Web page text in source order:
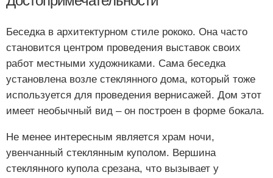
Беседка в архитектурном стиле рококо. Она часто
становится центром проведения выставок своих
работ местными художниками. Сама беседка
установлена возле стеклянного дома, который тоже
используется для проведения вернисажей. Дом этот
имеет необычный вид – он построен в форме бокала.
Не менее интересным является храм ночи,
увенчанный стеклянным куполом. Вершина
стеклянного купола срезана, что вызывает у